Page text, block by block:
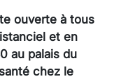
ouverte à tous
et en
au palais du
chez le